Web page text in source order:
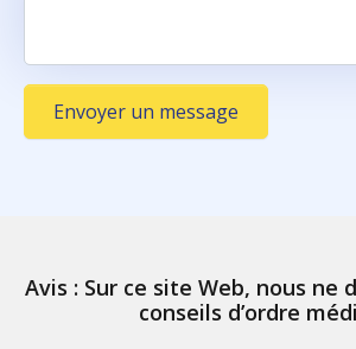
Envoyer un message
Avis : Sur ce site Web, nous ne
conseils d’ordre